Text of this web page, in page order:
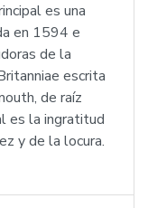
es una
en 1594 e
de la
escrita
de raíz
es la ingratitud
y de la locura.